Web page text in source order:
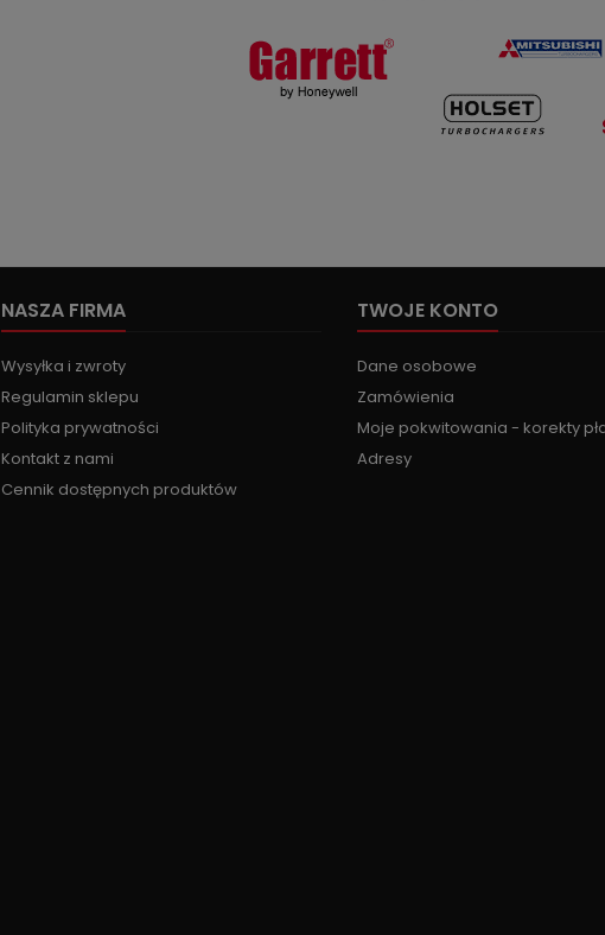
NASZA FIRMA
Wysyłka i zwroty
Regulamin sklepu
Polityka prywatności
Kontakt z nami
Cennik dostępnych produktów
TWOJE KONTO
Dane osobowe
Zamówienia
Moje pokwitowania - korekty
Adresy